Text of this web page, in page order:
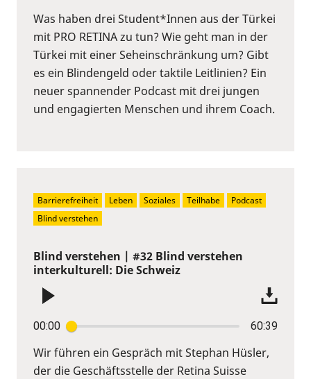
Was haben drei Student*Innen aus der Türkei
mit PRO RETINA zu tun? Wie geht man in der
Türkei mit einer Seheinschränkung um? Gibt
es ein Blindengeld oder taktile Leitlinien? Ein
neuer spannender Podcast mit drei jungen
und engagierten Menschen und ihrem Coach.
Blind verstehen | #32 Blind verstehen
interkulturell: Die Schweiz
00:00 60:39
Wir führen ein Gespräch mit Stephan Hüsler,
der die Geschäftsstelle der Retina Suisse
Barrierefreiheit Leben Soziales Teilhabe
Podcast
Blind verstehen